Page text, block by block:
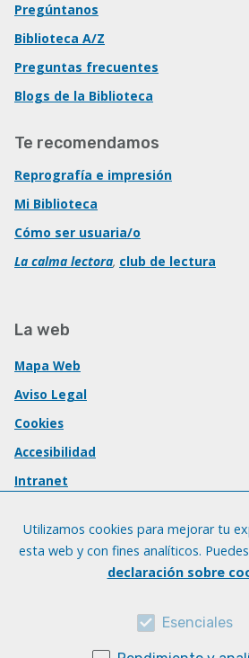
Pregúntanos
Biblioteca A/Z
Preguntas frecuentes
Blogs de la Biblioteca
Te recomendamos
Reprografía e impresión
Mi Biblioteca
Cómo ser usuaria/o
La calma lectora, club de lectura
La web
Mapa Web
Aviso Legal
Cookies
Accesibilidad
Intranet
Utilizamos cookies para mejorar tu
esta web y con fines analíticos.
declaración sobre
Esenciales